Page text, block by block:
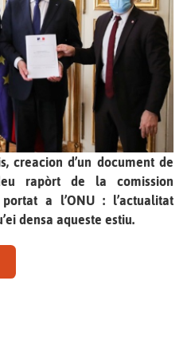
creacion d’un document de
rapòrt de la comission
a l’ONU : l’actualitat
densa aqueste estiu.